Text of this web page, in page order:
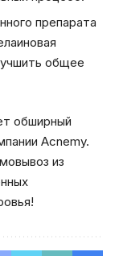
препарата
общее
обширный
Acnemy.
из